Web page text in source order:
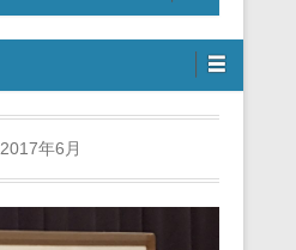
2017年6月